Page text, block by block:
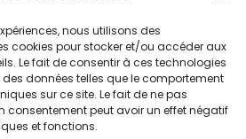
nous utilisons des
cookies pour stocker et/ou accéder aux
Le fait de consentir à ces technologies
données telles que le comportement
sur ce site. Le fait de ne pas
consentement peut avoir un effet négatif
et fonctions.
22190 Plérin
7 84 06 11 78
concept.com